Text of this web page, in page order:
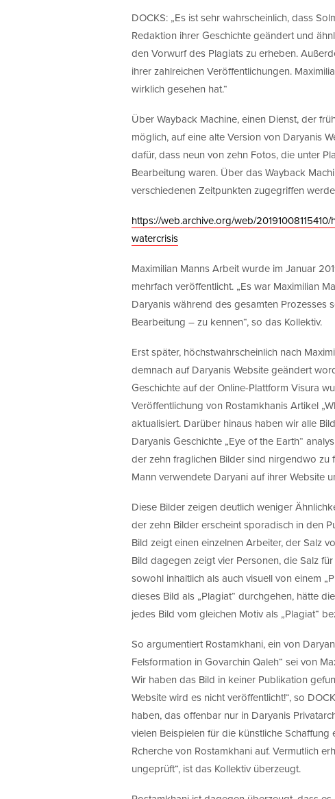
DOCKS: „Es ist sehr wahrscheinlich, dass
Redaktion ihrer Geschichte geändert und
den Vorwurf des Plagiats zu erheben.
ihrer zahlreichen Veröffentlichungen.
wirklich gesehen hat.“
Über Wayback Machine, einen Dienst, der
möglich, auf eine alte Version von Daryanis
dafür, dass neun von zehn Fotos, die unter
Bearbeitung waren. Über das Wayback
verschiedenen Zeitpunkten zugegriffen
https://web.archive.org/web/
watercrisis
Maximilian Manns Arbeit wurde im Januar
mehrfach veröffentlicht. „Es war Maximilian
Daryanis während des gesamten Prozesses
Bearbeitung – zu kennen“, so das Kollektiv.
Erst später, höchstwahrscheinlich nach
demnach auf Daryanis Website geändert
Geschichte auf der Online-Plattform Visura
Veröffentlichung von Rostamkhanis Artikel
aktualisiert. Darüber hinaus haben wir alle
Daryanis Geschichte „Eye of the Earth“
der zehn fraglichen Bilder sind nirgendwo zu
Mann verwendete Daryani auf ihrer Website
Diese Bilder zeigen deutlich weniger
der zehn Bilder erscheint sporadisch in den
Bild zeigt einen einzelnen Arbeiter, der Salz
Bild dagegen zeigt vier Personen, die Salz
sowohl inhaltlich als auch visuell von einem
dieses Bild als „Plagiat“ durchgehen, hätte
jedes Bild vom gleichen Motiv als „Plagiat“
So argumentiert Rostamkhani, ein von
Felsformation in Govarchin Qaleh“ sei von
Wir haben das Bild in keiner Publikation
Website wird es nicht veröffentlicht!“, so
haben, das offenbar nur in Daryanis
vielen Beispielen für die künstliche
Rcherche von Rostamkhani auf. Vermutlich
ungeprüft“, ist das Kollektiv überzeugt.